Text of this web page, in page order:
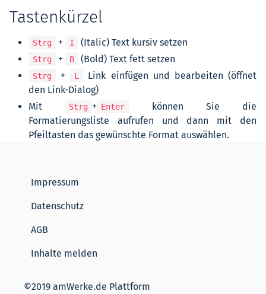
Tastenkürzel
Strg + I (Italic) Text kursiv setzen
Strg + B (Bold) Text fett setzen
Strg + L
Link einfügen und bearbeiten (öffnet
den Link-Dialog)
Mit
Strg + Enter
können Sie die
Formatierungsliste aufrufen und dann mit den
Pfeiltasten das gewünschte Format auswählen.
Impressum
Datenschutz
AGB
Inhalte melden
©2019 amWerke.de Plattform